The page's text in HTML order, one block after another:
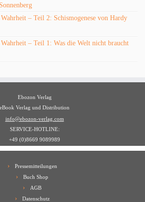
– Teil 2: Schismogenese von Hardy
– Teil 1: Was die Welt nicht braucht
Ebozon Verlag
eBook Verlag und Distribution
info@ebozon-verlag.com
SERVICE-HOTLINE:
+49 (0)8669 9089989
Pressemitteilungen
Buch Shop
AGB
Datenschutz